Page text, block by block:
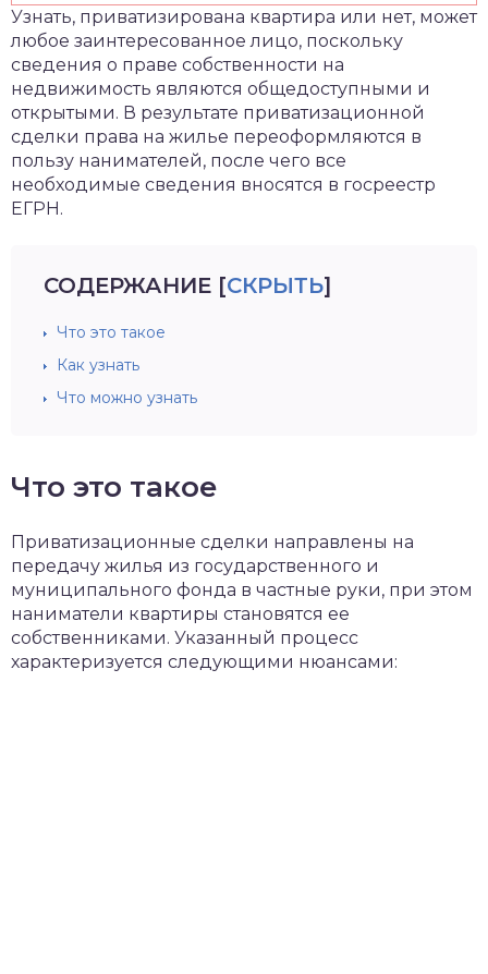
Узнать, приватизирована квартира или нет, может
любое заинтересованное лицо, поскольку
сведения о праве собственности на
недвижимость являются общедоступными и
открытыми. В результате приватизационной
сделки права на жилье переоформляются в
пользу нанимателей, после чего все
необходимые сведения вносятся в госреестр
ЕГРН.
СОДЕРЖАНИЕ [СКРЫТЬ]
Что это такое
Как узнать
Что можно узнать
Что это такое
Приватизационные сделки направлены на
передачу жилья из государственного и
муниципального фонда в частные руки, при этом
наниматели квартиры становятся ее
собственниками. Указанный процесс
характеризуется следующими нюансами: